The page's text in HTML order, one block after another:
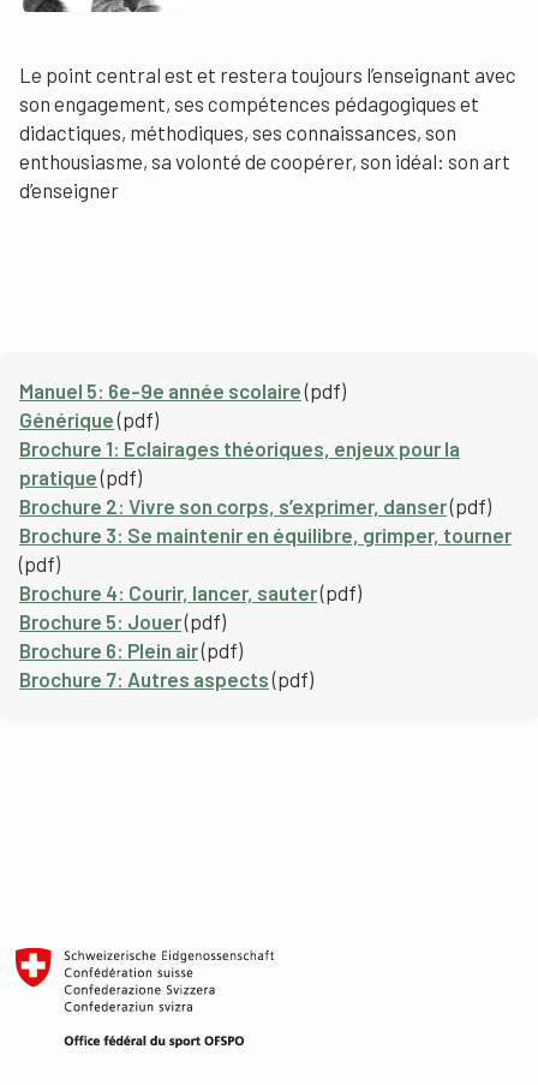
Le point central est et restera toujours l’enseignant avec
son engagement, ses compétences pédagogiques et
didactiques, méthodiques, ses connaissances, son
enthousiasme, sa volonté de coopérer, son idéal: son art
d’enseigner
Manuel 5: 6e-9e année scolaire(pdf)
Générique(pdf)
Brochure 1: Eclairages théoriques, enjeux pour la
pratique(pdf)
Brochure 2: Vivre son corps, s’exprimer, danser(pdf)
Brochure 3: Se maintenir en équilibre, grimper, tourner
(pdf)
Brochure 4: Courir, lancer, sauter(pdf)
Brochure 5: Jouer(pdf)
Brochure 6: Plein air(pdf)
Brochure 7: Autres aspects(pdf)